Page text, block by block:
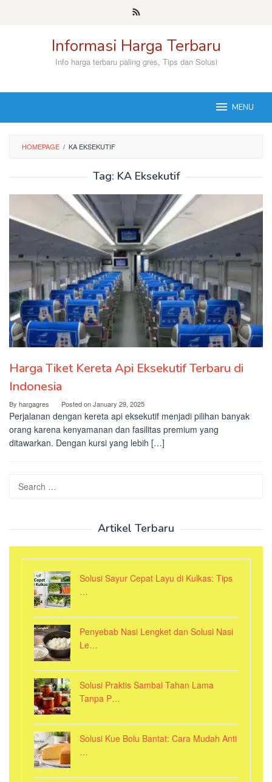
Informasi Harga Terbaru
Info harga terbaru paling gres, Tips dan Solusi
MENU
HOMEPAGE / KA EKSEKUTIF
Tag: KA Eksekutif
Harga Tiket Kereta Api Eksekutif Terbaru di
Indonesia
By hargagres Posted onJanuary 29, 2025
Perjalanan dengan kereta api eksekutif menjadi pilihan banyak
orang karena kenyamanan dan fasilitas premium yang
ditawarkan. Dengan kursi yang lebih […]
Search
Artikel Terbaru
Solusi Sayur Cepat Layu di Kulkas: Tips
…
Penyebab Nasi Lengket dan Solusi Nasi
Le…
Solusi Praktis Sambal Tahan Lama
Tanpa P…
Solusi Kue Bolu Bantat: Cara Mudah Anti
…